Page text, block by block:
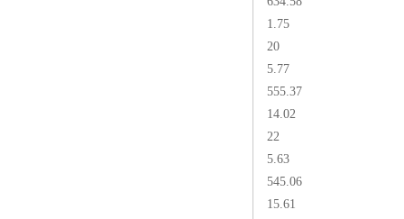
1.75
20
5.77
555.37
14.02
22
5.63
545.06
15.61